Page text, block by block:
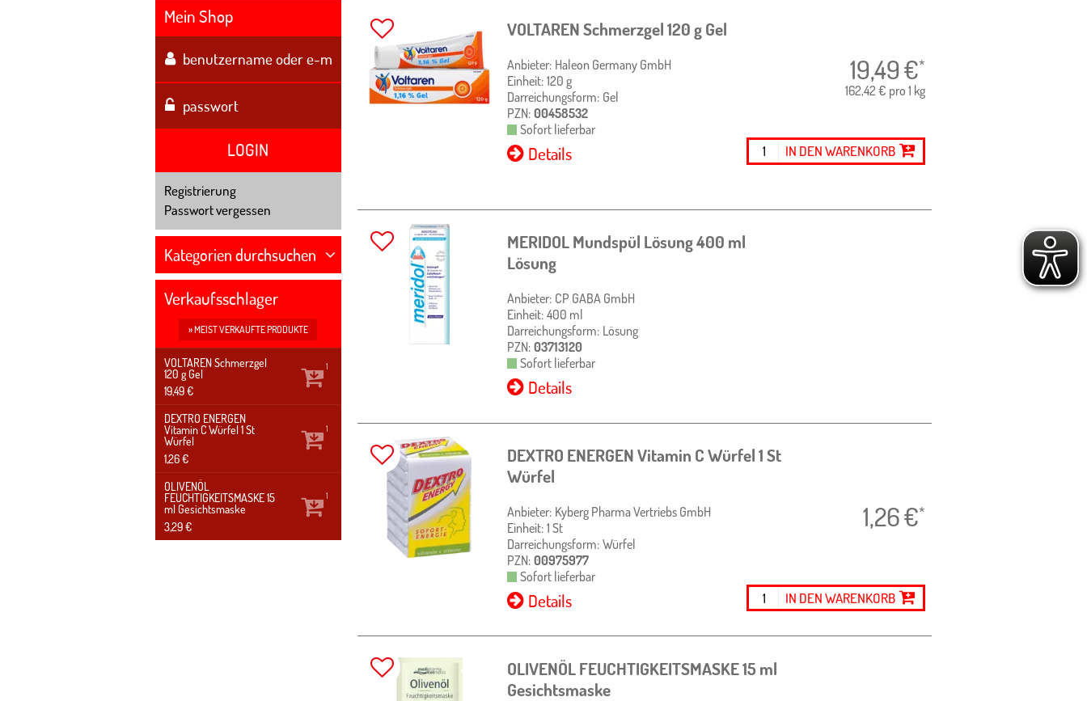
VOLTAREN Schmerzgel120 gGel
Anbieter: Haleon Germany GmbH
Einheit: 120 g
Darreichungsform: Gel
PZN: 00458532
19,49€*
162,42 € pro 1 kg
Sofort lieferbar
IN DEN WARENKORB
Details
MERIDOL Mundspül Lösung400 ml
Lösung
Anbieter: CP GABA GmbH
Einheit: 400 ml
Darreichungsform: Lösung
PZN: 03713120
Sofort lieferbar
Details
DEXTRO ENERGEN Vitamin C Würfel1 St
Würfel
Anbieter: Kyberg Pharma Vertriebs GmbH
Einheit: 1 St
Darreichungsform: Würfel
PZN: 00975977
1,26€*
Sofort lieferbar
IN DEN WARENKORB
Details
OLIVENÖL FEUCHTIGKEITSMASKE15 ml
Gesichtsmaske
Mein Shop
LOGIN
Registrierung
Passwort vergessen
Kategorien durchsuchen
Verkaufsschlager
» MEIST VERKAUFTE PRODUKTE
VOLTAREN Schmerzgel
120 gGel
19,49 €
1
DEXTRO ENERGEN
Vitamin C Würfel1 St
Würfel
1,26 €
1
OLIVENÖL
FEUCHTIGKEITSMASKE15
mlGesichtsmaske
3,29 €
1